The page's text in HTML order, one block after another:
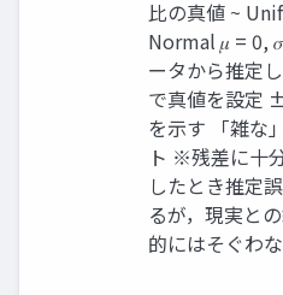
比の真値 ~
Normal 𝜇 = 0,
ータから推定
で真値を設定
を示す 「雑な
ト ※残差に十
したとき推定
るが，現実と
的にはそぐわな